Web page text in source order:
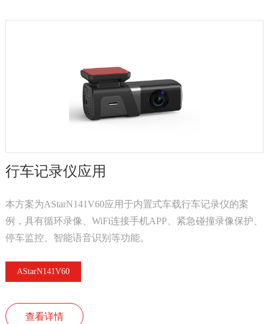
行车记录仪应用
本方案为AStarN141V60应用于内置式车载行车记录仪的案
例，具有循环录像、WiFi连接手机APP、紧急碰撞录像保护、
停车监控、智能语音识别等功能。
AStarN141V60
查看详情